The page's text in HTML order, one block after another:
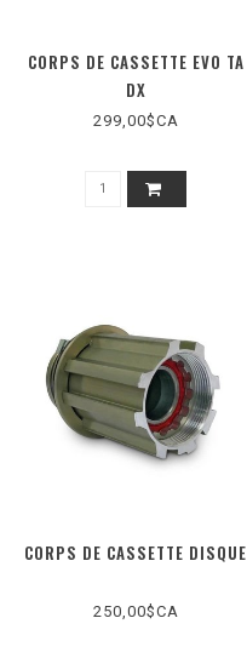
CORPS DE CASSETTE EVO TA
DX
299,00$CA
CORPS DE CASSETTE DISQUE
250,00$CA